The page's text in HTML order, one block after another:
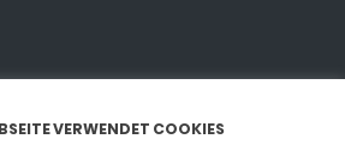
VERWENDET COOKIES